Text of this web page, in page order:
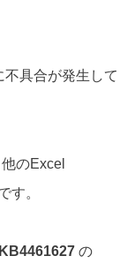
具合が発生して
のExcel
す。
KB4461627 の